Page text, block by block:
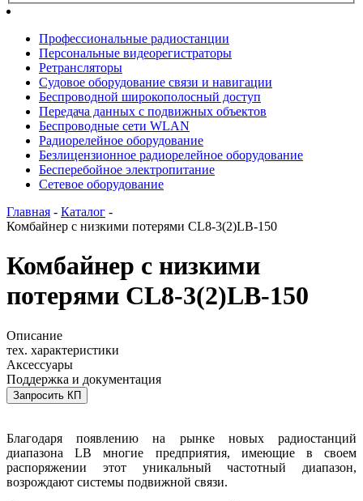
Профессиональные радиостанции
Персональные видеорегистраторы
Ретрансляторы
Судовое оборудование связи и навигации
Беспроводной широкополосный доступ
Передача данных с подвижных объектов
Беспроводные сети WLAN
Радиорелейное оборудование
Безлицензионное радиорелейное оборудование
Бесперебойное электропитание
Сетевое оборудование
Главная - Каталог -
Комбайнер с низкими потерями CL8-3(2)LB-150
Комбайнер с низкими
потерями CL8-3(2)LB-150
Описание
тех. характеристики
Аксессуары
Поддержка и документация
Запросить КП
Благодаря появлению на рынке новых радиостанций
диапазона LB многие предприятия, имеющие в своем
распоряжении этот уникальный частотный диапазон,
возрождают системы подвижной связи.